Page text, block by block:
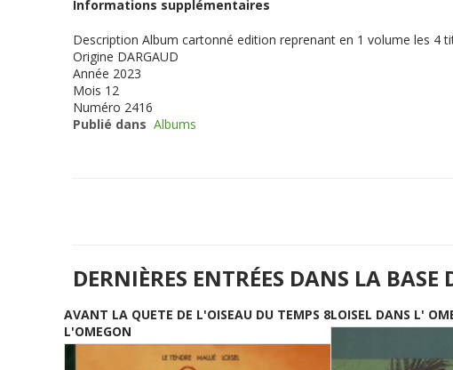
Informations supplémentaires
Description Album cartonné edition reprenant en 1 volume les 4
Origine DARGAUD
Année 2023
Mois 12
Numéro 2416
Publié dans Albums
DERNIÈRES ENTRÉES DANS LA BASE
AVANT LA QUETE DE L'OISEAU DU TEMPS 8
L'OMEGON
LOISEL DANS L'